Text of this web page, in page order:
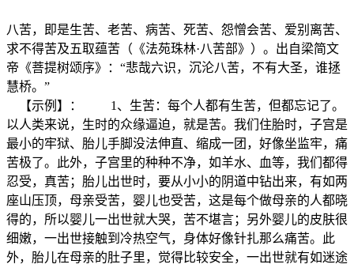
八苦，即是生苦、老苦、病苦、死苦、怨憎会苦、爱别离苦、
求不得苦及五取蕴苦（《法苑珠林·八苦部》）。出自梁简文
帝《菩提树颂序》：“悲哉六识，沉沦八苦，不有大圣，谁拯
慧桥。”
【示例】： 1、生苦：每个人都有生苦，但都忘记了。
以人类来说，生时的众缘逼迫，就是苦。我们住胎时，子宫是
最小的牢狱、胎儿手脚没法伸直、缩成一团，好像坐监牢，痛
苦极了。此外，子宫里的种种不净，如羊水、血等，我们都得
忍受，真苦；胎儿出世时，要从小小的阴道中钻出来，有如两
座山压顶，母亲受苦，婴儿也受苦，这是每个做母亲的人都晓
得的，所以婴儿一出世就大哭，苦不堪言；另外婴儿的皮肤很
细嫩，一出世接触到冷热空气，身体好像针扎那么痛苦。此
外，胎儿在母亲的肚子里，觉得比较安全，一出世就有如迷途